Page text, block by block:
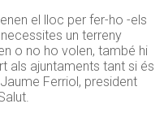
el lloc per fer-ho -els
un terreny
o no ho volen, també hi
als ajuntaments tant si és
Ferriol, president